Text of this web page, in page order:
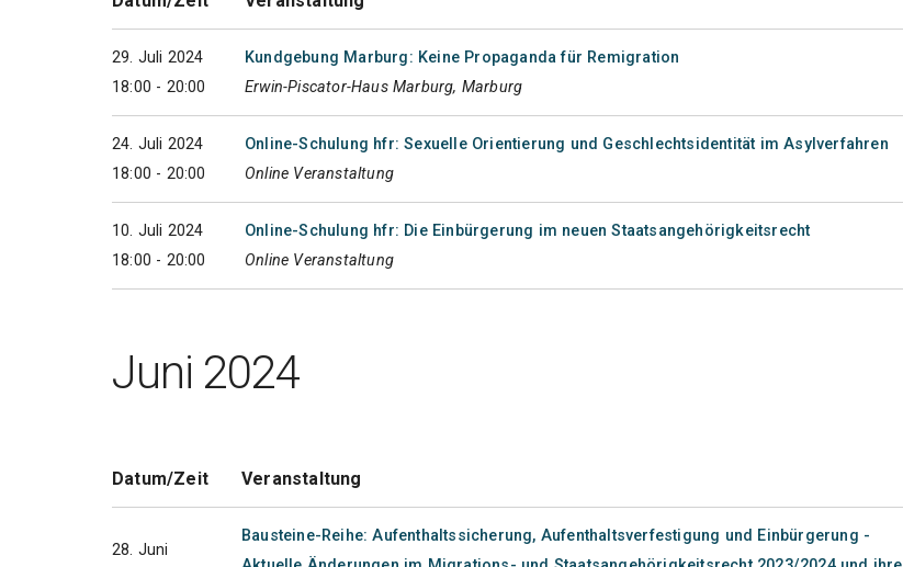
29. Juli 2024
18:00 - 20:00
Kundgebung Marburg: Keine Propaganda für Remigration
Erwin-Piscator-Haus Marburg, Marburg
24. Juli 2024
18:00 - 20:00
Online-Schulung hfr: Sexuelle Orientierung und Geschlechtsidentität im Asylverfahren
Online Veranstaltung
10. Juli 2024
18:00 - 20:00
Online-Schulung hfr: Die Einbürgerung im neuen Staatsangehörigkeitsrecht
Online Veranstaltung
Juni 2024
Datum/Zeit Veranstaltung
28. Juni
Bausteine-Reihe: Aufenthaltssicherung, Aufenthaltsverfestigung und Einbürgerung -